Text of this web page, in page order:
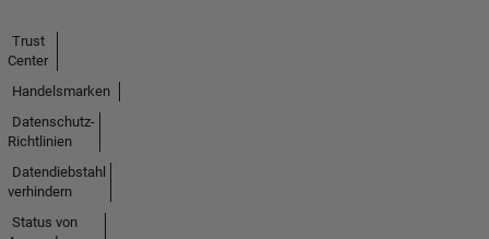
Trust
Center
Handelsmarken
Datenschutz-
Richtlinien
Datendiebstahl
verhindern
Status von